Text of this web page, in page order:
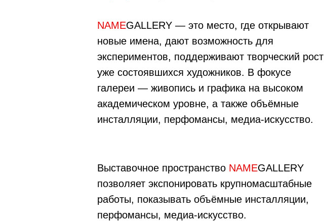
NAMEGALLERY — это место, где открывают
новые имена, дают возможность для
экспериментов, поддерживают творческий рост
уже состоявшихся художников. В фокусе
галереи — живопись и графика на высоком
академическом уровне, а также объёмные
инсталляции, перфомансы, медиа-искусство.
Выставочное пространство NAMEGALLERY
позволяет экспонировать крупномасштабные
работы, показывать объёмные инсталляции,
перфомансы, медиа-искусство.